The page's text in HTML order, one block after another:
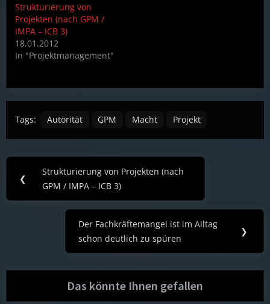
Strukturierung von
Projekten (nach GPM /
IMPA – ICB 3)
18.01.2012
In "Projektmanagement"
Tags: Autorität GPM Macht Projekt
Post
navigation
❮
Previous
Post:
Strukturierung von Projekten (nach
GPM / IMPA – ICB 3)
Next
Post:
Der Fachkräftemangel ist im Alltag
schon deutlich zu spüren
❯
Das könnte Ihnen gefallen